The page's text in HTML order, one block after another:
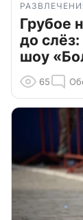
Грубое
до
шоу
65